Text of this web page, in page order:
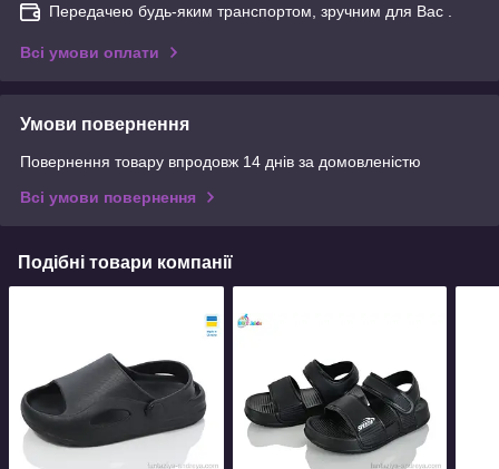
Передачею будь-яким транспортом, зручним для Вас .
Всі умови оплати
Умови повернення
Повернення товару впродовж 14 днів за домовленістю
Всі умови повернення
Подібні товари компанії